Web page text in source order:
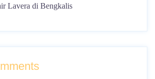
Lavera di Bengkalis